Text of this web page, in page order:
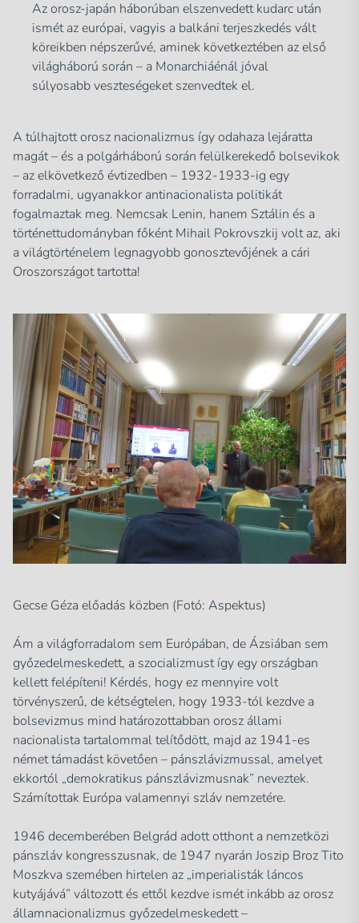
Az orosz-japán háborúban elszenvedett kudarc után
ismét az európai, vagyis a balkáni terjeszkedés vált
köreikben népszerűvé, aminek következtében az első
világháború során – a Monarchiáénál jóval
súlyosabb veszteségeket szenvedtek el.
A túlhajtott orosz nacionalizmus így odahaza lejáratta
magát – és a polgárháború során felülkerekedő bolsevikok
– az elkövetkező évtizedben – 1932-1933-ig egy
forradalmi, ugyanakkor antinacionalista politikát
fogalmaztak meg. Nemcsak Lenin, hanem Sztálin és a
történettudományban főként Mihail Pokrovszkij volt az, aki
a világtörténelem legnagyobb gonosztevőjének a cári
Oroszországot tartotta!
Gecse Géza előadás közben (Fotó: Aspektus)
Ám a világforradalom sem Európában, de Ázsiában sem
győzedelmeskedett, a szocializmust így egy országban
kellett felépíteni! Kérdés, hogy ez mennyire volt
törvényszerű, de kétségtelen, hogy 1933-tól kezdve a
bolsevizmus mind határozottabban orosz állami
nacionalista tartalommal telítődött, majd az 1941-es
német támadást követően – pánszlávizmussal, amelyet
ekkortól „demokratikus pánszlávizmusnak” neveztek.
Számítottak Európa valamennyi szláv nemzetére.
1946 decemberében Belgrád adott otthont a nemzetközi
pánszláv kongresszusnak, de 1947 nyarán Joszip Broz Tito
Moszkva szemében hirtelen az „imperialisták láncos
kutyájává” változott és ettől kezdve ismét inkább az orosz
államnacionalizmus győzedelmeskedett –